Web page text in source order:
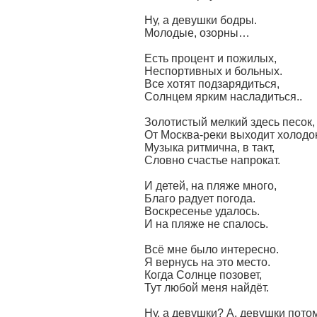
Ну, а девушки бодры.
Молодые, озорны…
Есть процент и пожилых,
Неспортивных и больных.
Все хотят подзарядиться,
Солнцем ярким насладиться..
Золотистый мелкий здесь песок,
От Москва-реки выходит
Музыка ритмична, в такт,
Словно счастье напрокат.
И детей, на пляже много,
Благо радует погода.
Воскресенье удалось.
И на пляже не спалось.
Всё мне было интересно.
Я вернусь на это место.
Когда Солнце позовет,
Тут любой меня найдёт.
Ну, а девушки? А, девушки